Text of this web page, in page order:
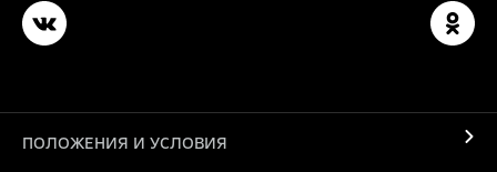
ПОЛОЖЕНИЯ И УСЛОВИЯ